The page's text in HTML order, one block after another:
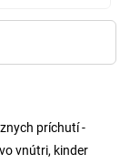
príchutí -
vnútri, kinder